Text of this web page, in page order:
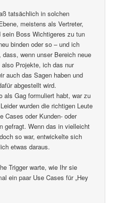
tatsächlich in solchen
meistens als Vertreter,
sein Boss Wichtigeres zu tun
binden oder so – und ich
wenn unser Bereich neue
Projekte, ich das nur
auch das Sagen haben und
abgestellt wird.
als Gag formuliert habt, war zu
wurden die richtigen Leute
Cases oder Kunden- oder
gefragt. Wenn das in vielleicht
so war, entwickelte sich
etwas daraus.
Trigger warte, wie Ihr sie
ein paar Use Cases für „Hey